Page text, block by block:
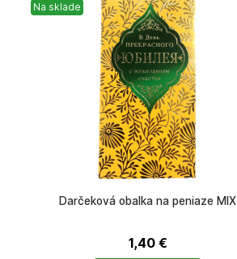
Na sklade
Darčeková obalka na peniaze MIX
1,40 €